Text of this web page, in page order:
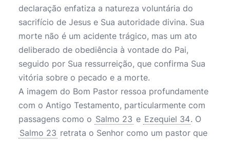
declaração enfatiza a natureza voluntária do
sacrifício de Jesus e Sua autoridade divina. Sua
morte não é um acidente trágico, mas um ato
deliberado de obediência à vontade do Pai,
seguido por Sua ressurreição, que confirma Sua
vitória sobre o pecado e a morte.
A imagem do Bom Pastor ressoa profundamente
com o Antigo Testamento, particularmente com
passagens como o Salmo 23 e Ezequiel 34. O
Salmo 23 retrata o Senhor como um pastor que